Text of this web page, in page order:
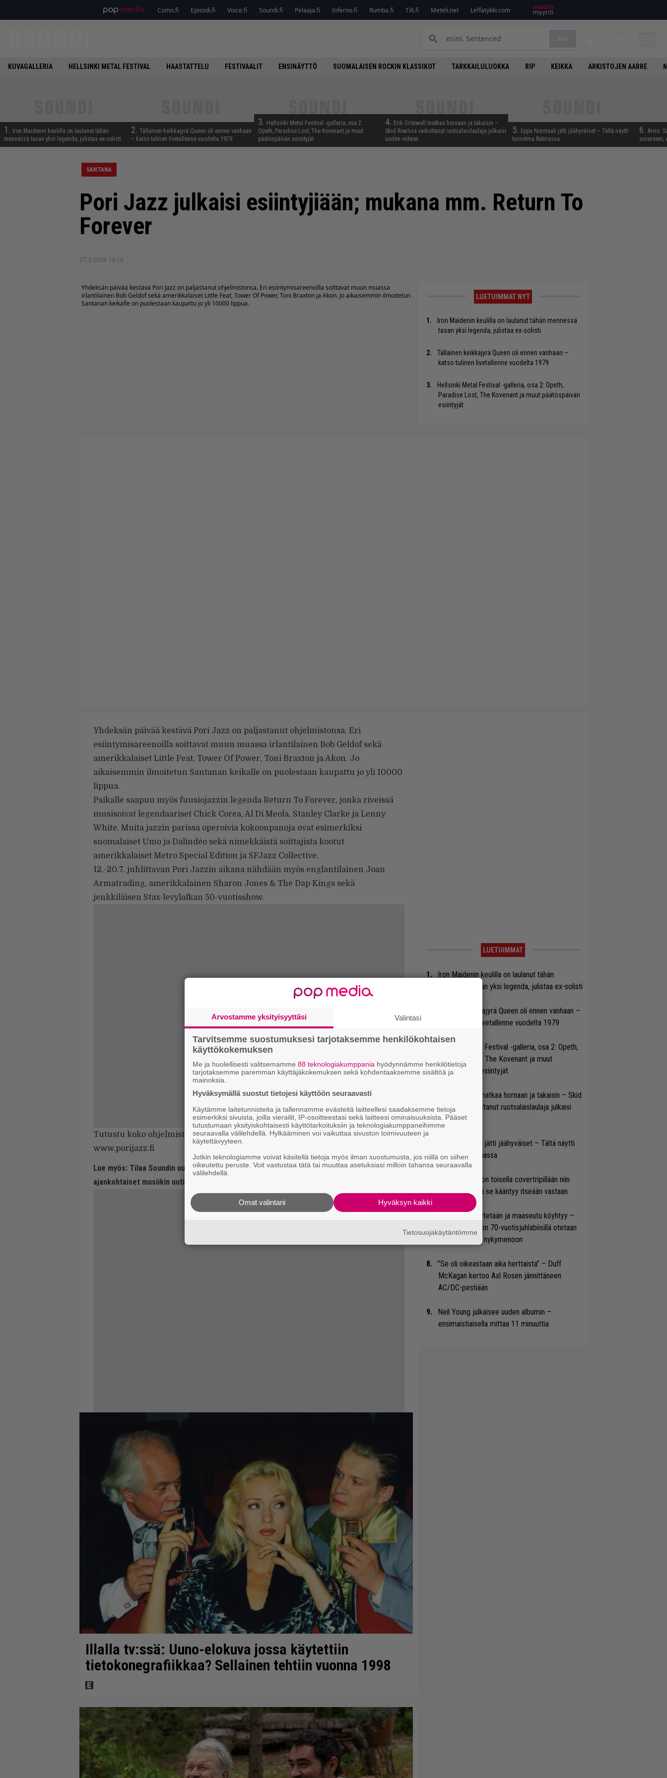
Como.fi Episodi.fi Voice.fi Soundi.fi Pelaaja.fi Inferno.fi Rumba.fi Tilt.fi Meteli.net Leffatykki.com
KUVAGALLERIA HELLSINKI METAL FESTIVAL HAASTATTELU FESTIVAALIT ENSINÄYTTÖ SUOMALAISEN ROCKIN KLASSIKOT TARKKAILULUOKKA RIP KEIKKA ARKISTOJEN AARRE
1.
Iron Maidenin keulilla on laulanut tähän
mennessä tasan yksi legenda, julistaa ex-solisti
2. Tällainen keikkajyrä Queen oli ennen vanhaan
– katso tulinen livetallenne vuodelta 1979
3. Hellsinki Metal Festival -galleria, osa 2:
Opeth, Paradise Lost, The Kovenant ja muut
päätöspäivän esiintyjät
4. Erik Grönwall matkaa hornaan ja takaisin –
Skid Row’ssa vaikuttanut ruotsalaislaulaja julkaisi
uuden videon
5. Eppu Normaali jätti jäähyväiset – Tältä näytti
tunnelma Ratinassa
6. Arvio:
suvereeni,
SANTANA
Pori Jazz julkaisi esiintyjiään; mukana mm. Return To
Forever
27.3.2008 14:16
Yhdeksän päivää kestävä Pori Jazz on paljastanut ohjelmistonsa. Eri esiintymisareenoilla soittavat muun muassa
irlantilainen Bob Geldof sekä amerikkalaiset Little Feat, Tower Of Power, Toni Braxton ja Akon. Jo aikaisemmin ilmoitetun
Santanan keikalle on puolestaan kaupattu jo yli 10000 lippua.
LUETUIMMAT NYT
Iron Maidenin keulilla on laulanut tähän mennessä
tasan yksi legenda, julistaa ex-solisti
Tällainen keikkajyrä Queen oli ennen vanhaan –
katso tulinen livetallenne vuodelta 1979
Hellsinki Metal Festival -galleria, osa 2: Opeth,
Paradise Lost, The Kovenant ja muut päätöspäivän
esiintyjät
Yhdeksän päivää kestävä Pori Jazz on paljastanut ohjelmistonsa. Eri
esiintymisareenoilla soittavat muun muassa irlantilainen Bob Geldof sekä
amerikkalaiset Little Feat, Tower Of Power, Toni Braxton ja Akon. Jo
aikaisemmin ilmoitetun Santanan keikalle on puolestaan kaupattu jo yli 10000
lippua.
Paikalle saapuu myös fuusiojazzin legenda Return To Forever, jonka riveissä
musisoivat legendaariset Chick Corea, Al Di Meola, Stanley Clarke ja Lenny
White. Muita jazzin parissa operoivia kokoonpanoja ovat esimerkiksi
suomalaiset Umo ja Dalindéo sekä nimekkäistä soittajista kootut
amerikkalaiset Metro Special Edition ja SFJazz Collective.
12.-20.7. juhlittavan Pori Jazzin aikana nähdään myös englantilainen Joan
Armatrading, amerikkalainen Sharon Jones & The Dap Kings sekä
jenkkiläisen Stax-levylafkan 50-vuotisshow.
Tutustu koko ohjelmistoon tapahtuman nettisivuilla.
www.porijazz.fi
Lue myös: Tilaa Soundin uutiskirje ja tiedät mistä kahvitauolla puhutaan! Nappaa
ajankohtaiset musiikin uutiset ja puheenaiheet suoraan sähköpostiin tästä.
Illalla tv:ssä: Uuno-elokuva jossa käytettiin
tietokonegrafiikkaa? Sellainen tehtiin vuonna 1998
LUETUIMMAT
Iron Maidenin keulilla on laulanut tähän
mennessä tasan yksi legenda, julistaa ex-solisti
Tällainen keikkajyrä Queen oli ennen vanhaan –
katso tulinen livetallenne vuodelta 1979
Hellsinki Metal Festival -galleria, osa 2: Opeth,
Paradise Lost, The Kovenant ja muut
päätöspäivän esiintyjät
Erik Grönwall matkaa hornaan ja takaisin – Skid
Row’ssa vaikuttanut ruotsalaislaulaja julkaisi
uuden videon
Eppu Normaali jätti jäähyväiset – Tältä näytti
tunnelma Ratinassa
Arvio: Saimaa on toisella covertripillään niin
suvereeni, että se kääntyy itseään vastaan
Työläisiä kyykytetään ja maaseutu köyhtyy –
Tumppi Varosen 70-vuotisjuhlabiisillä otetaan
tiukasti kantaa nykymenoon
”Se oli oikeastaan aika herttaista” – Duff
McKagan kertoo Axl Rosen jännittäneen
AC/DC-pestiään
Neil Young julkaisee uuden albumin –
ensimaistiaisella mittaa 11 minuuttia
Arvostamme yksityisyyttäsi Valintasi
Tarvitsemme suostumuksesi tarjotaksemme henkilökohtaisen
käyttökokemuksen
Me ja huolellisesti valitsemamme 88 teknologiakumppania hyödynnämme henkilötietoja
tarjotaksemme paremman käyttäjäkokemuksen sekä kohdentaaksemme sisältöä ja
mainoksia.
Hyväksymällä suostut tietojesi käyttöön seuraavasti
Käytämme laitetunnisteita ja tallennamme evästeitä laitteellesi saadaksemme tietoja
esimerkiksi sivuista, joilla vierailit, IP-osoitteestasi sekä laitteesi ominaisuuksista. Pääset
tutustumaan yksityiskohtaisesti käyttötarkoituksiin ja teknologiakumppaneihimme
seuraavalla välilehdellä. Hylkääminen voi vaikuttaa sivuston toimivuuteen ja
käytettävyyteen.
Jotkin teknologiamme voivat käsitellä tietoja myös ilman suostumusta, jos niillä on siihen
oikeutettu peruste. Voit vastustaa tätä tai muuttaa asetuksiasi milloin tahansa seuraavalla
välilehdellä.
Hyväksyn kaikki
Omat valintani
Tietosuojakäytäntömme